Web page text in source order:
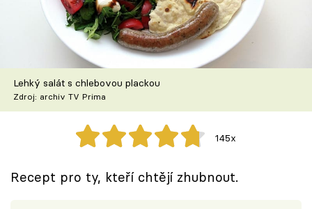
TV Program
Škola vaření
Recepty z TV
Speciál: Cuketa
Těhotnej kuchař
Sledujte prima+
Lehký salát s chlebovou plackou
Zdroj: archiv TV Prima
145x
Recept pro ty, kteří chtějí zhubnout.